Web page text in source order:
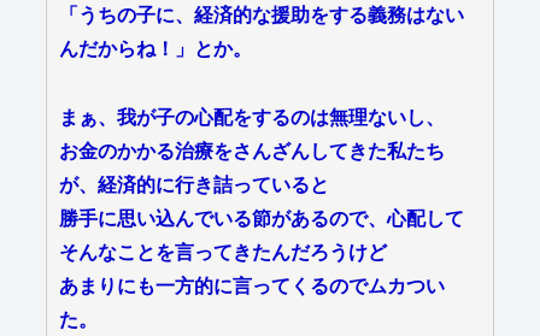
「うちの子に、経済的な援助をする義務はない
んだからね！」とか。
まぁ、我が子の心配をするのは無理ないし、
お金のかかる治療をさんざんしてきた私たち
が、経済的に行き詰っていると
勝手に思い込んでいる節があるので、心配して
そんなことを言ってきたんだろうけど
あまりにも一方的に言ってくるのでムカつい
た。